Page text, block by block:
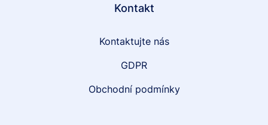
Kontakt
Kontaktujte nás
GDPR
Obchodní podmínky